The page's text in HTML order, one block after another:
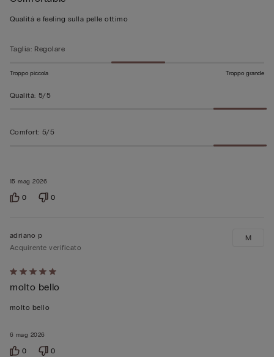
su
15 mag 2026
Qualità e feeling sulla pelle ottimo
Taglia: Regolare
Troppo piccola Troppo grande
Qualità: 5/5
Comfort: 5/5
0 0
Valutato
5
su
6 mag 2026
adriano p
Acquirente verificato
molto bello
molto bello
M
0 0